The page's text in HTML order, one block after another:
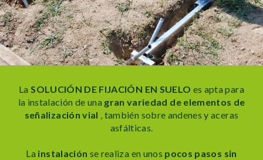
LaSOLUCIÓN DE FIJACIÓN EN SUELO es apta para
la instalación de una gran variedad de elementos de
señalización vial , también sobre andenes y aceras
asfálticas.
La instalación se realiza en unos pocos pasos sin